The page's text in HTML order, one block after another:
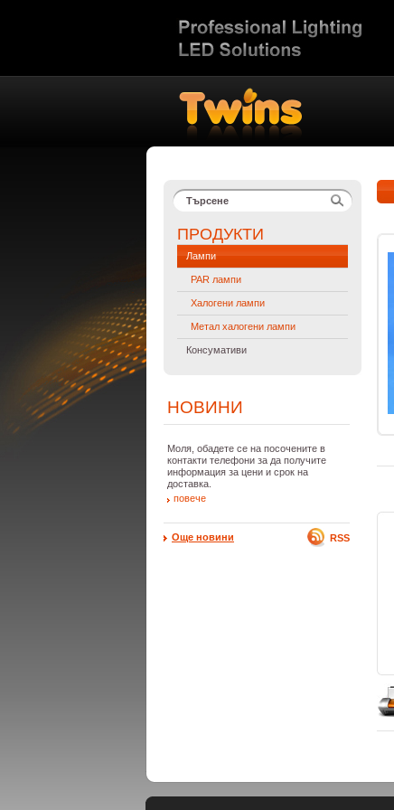
ПРОДУКТИ
Лампи
PAR лампи
Халогени лампи
Метал халогени лампи
Консумативи
НОВИНИ
Моля, обадете се на посочените в
контакти телефони за да получите
информация за цени и срок на
доставка.
повече
Още новини RSS